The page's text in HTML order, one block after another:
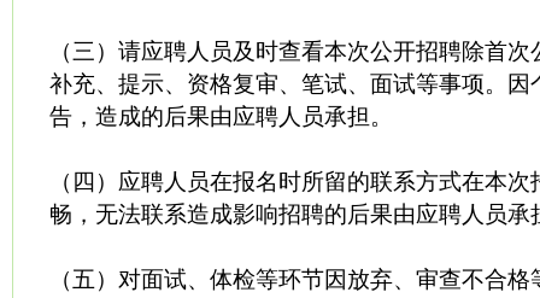
（三）请应聘人员及时查看本次公开招聘除首
补充、提示、资格复审、笔试、面试等事项。因
告，造成的后果由应聘人员承担。
（四）应聘人员在报名时所留的联系方式在本
畅，无法联系造成影响招聘的后果由应聘人员承
（五）对面试、体检等环节因放弃、审查不合